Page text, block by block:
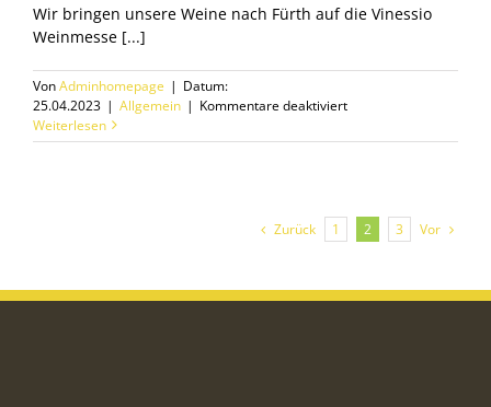
Wir bringen unsere Weine nach Fürth auf die Vinessio
Weinmesse [...]
VonAdminhomepage | Datum:
25.04.2023 | Allgemein | Kommentare deaktiviertfür
Vinessio
Weiterlesen
Zurück 1 2 3 Vor